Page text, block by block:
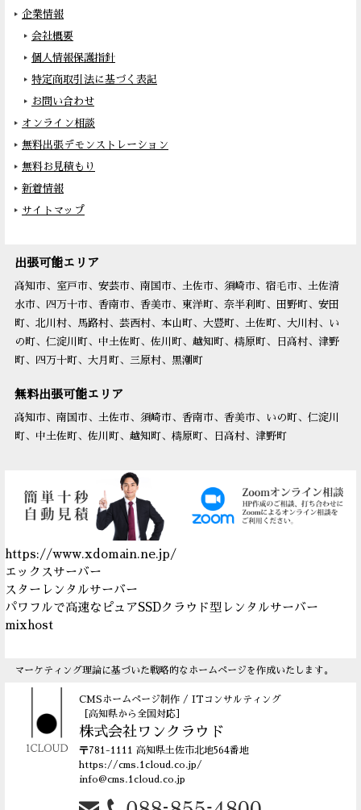
企業情報
会社概要
個人情報保護指針
特定商取引法に基づく表記
お問い合わせ
オンライン相談
無料出張デモンストレーション
無料お見積もり
新着情報
サイトマップ
出張可能エリア
高知市、室戸市、安芸市、南国市、土佐市、須崎市、宿毛市、土佐清
水市、四万十市、香南市、香美市、東洋町、奈半利町、田野町、安田
町、北川村、馬路村、芸西村、本山町、大豊町、土佐町、大川村、い
の町、仁淀川町、中土佐町、佐川町、越知町、檮原町、日高村、津野
町、四万十町、大月町、三原村、黒潮町
無料出張可能エリア
高知市、南国市、土佐市、須崎市、香南市、香美市、いの町、仁淀川
町、中土佐町、佐川町、越知町、檮原町、日高村、津野町
https://www.xdomain.ne.jp/
エックスサーバー
スターレンタルサーバー
パワフルで高速なピュアSSDクラウド型レンタルサーバー
mixhost
マーケティング理論に基づいた戦略的なホームページを作成いたします。
CMSホームページ制作 / ITコンサルティング
［高知県から全国対応］
株式会社ワンクラウド
〒781-1111 高知県土佐市北地564番地
https://cms.1cloud.co.jp/
info@cms.1cloud.co.jp